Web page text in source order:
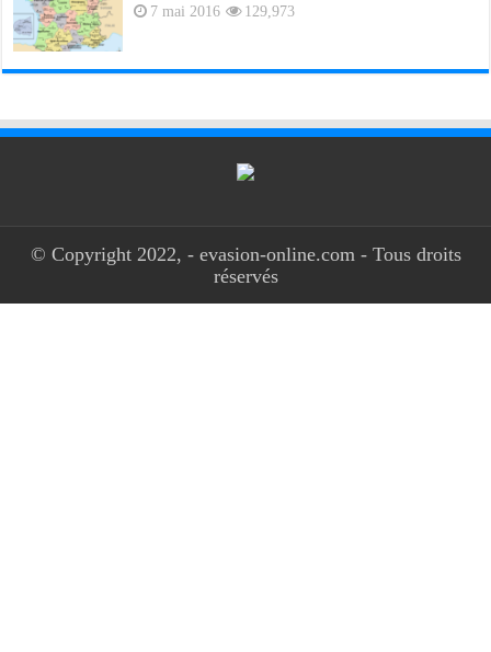
7 mai 2016 129,973
© Copyright 2022, - evasion-online.com - Tous droits
réservés